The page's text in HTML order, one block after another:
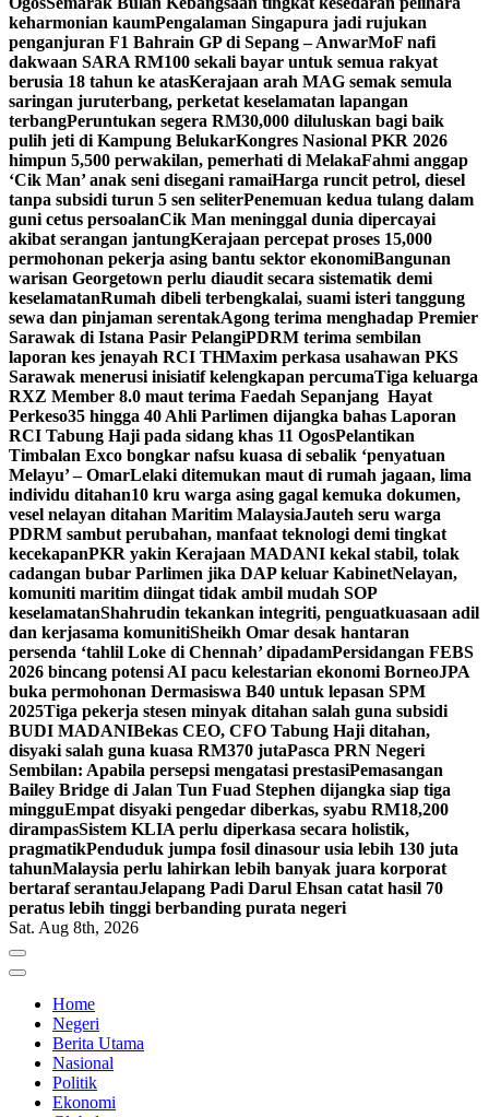
keharmonian kaumPengalaman Singapura jadi rujukan
penganjuran F1 Bahrain GP di Sepang – AnwarMoF nafi
dakwaan SARA RM100 sekali bayar untuk semua rakyat
berusia 18 tahun ke atasKerajaan arah MAG semak semula
saringan juruterbang, perketat keselamatan lapangan
terbangPeruntukan segera RM30,000 diluluskan bagi baik
pulih jeti di Kampung BelukarKongres Nasional PKR 2026
himpun 5,500 perwakilan, pemerhati di MelakaFahmi anggap
‘Cik Man’ anak seni disegani ramaiHarga runcit petrol, diesel
tanpa subsidi turun 5 sen seliterPenemuan kedua tulang dalam
guni cetus persoalanCik Man meninggal dunia dipercayai
akibat serangan jantungKerajaan percepat proses 15,000
permohonan pekerja asing bantu sektor ekonomiBangunan
warisan Georgetown perlu diaudit secara sistematik demi
keselamatanRumah dibeli terbengkalai, suami isteri tanggung
sewa dan pinjaman serentakAgong terima menghadap Premier
Sarawak di Istana Pasir PelangiPDRM terima sembilan
laporan kes jenayah RCI THMaxim perkasa usahawan PKS
Sarawak menerusi inisiatif kelengkapan percumaTiga keluarga
RXZ Member 8.0 maut terima Faedah Sepanjang Hayat
Perkeso35 hingga 40 Ahli Parlimen dijangka bahas Laporan
RCI Tabung Haji pada sidang khas 11 OgosPelantikan
Timbalan Exco bongkar nafsu kuasa di sebalik ‘penyatuan
Melayu’ – OmarLelaki ditemukan maut di rumah jagaan, lima
individu ditahan10 kru warga asing gagal kemuka dokumen,
vesel nelayan ditahan Maritim MalaysiaJauteh seru warga
PDRM sambut perubahan, manfaat teknologi demi tingkat
kecekapanPKR yakin Kerajaan MADANI kekal stabil, tolak
cadangan bubar Parlimen jika DAP keluar KabinetNelayan,
komuniti maritim diingat tidak ambil mudah SOP
keselamatanShahrudin tekankan integriti, penguatkuasaan adil
dan kerjasama komunitiSheikh Omar desak hantaran
persenda ‘tahlil Loke di Chennah’ dipadamPersidangan FEBS
2026 bincang potensi AI pacu kelestarian ekonomi BorneoJPA
buka permohonan Dermasiswa B40 untuk lepasan SPM
2025Tiga pekerja stesen minyak ditahan salah guna subsidi
BUDI MADANIBekas CEO, CFO Tabung Haji ditahan,
disyaki salah guna kuasa RM370 jutaPasca PRN Negeri
Sembilan: Apabila persepsi mengatasi prestasiPemasangan
Bailey Bridge di Jalan Tun Fuad Stephen dijangka siap tiga
mingguEmpat disyaki pengedar diberkas, syabu RM18,200
dirampasSistem KLIA perlu diperkasa secara holistik,
pragmatikPenduduk jumpa fosil dinasour usia lebih 130 juta
tahunMalaysia perlu lahirkan lebih banyak juara korporat
bertaraf serantauJelapang Padi Darul Ehsan catat hasil 70
peratus lebih tinggi berbanding purata negeri
Sat. Aug 8th, 2026
Home
Negeri
Berita Utama
Nasional
Politik
Ekonomi